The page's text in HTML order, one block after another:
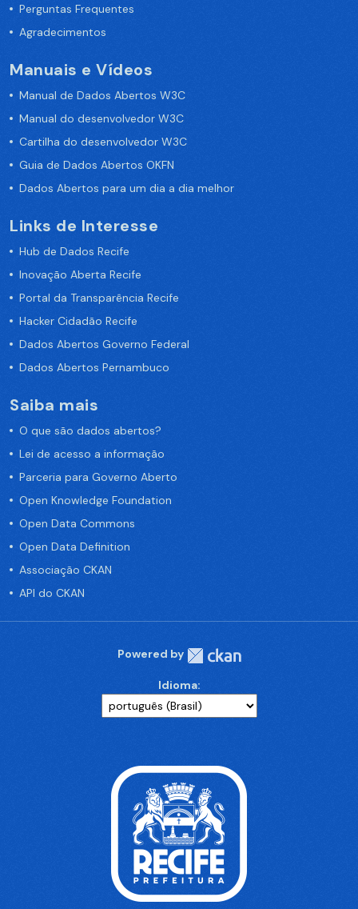
Perguntas Frequentes
Agradecimentos
Manuais e Vídeos
Manual de Dados Abertos W3C
Manual do desenvolvedor W3C
Cartilha do desenvolvedor W3C
Guia de Dados Abertos OKFN
Dados Abertos para um dia a dia melhor
Links de Interesse
Hub de Dados Recife
Inovação Aberta Recife
Portal da Transparência Recife
Hacker Cidadão Recife
Dados Abertos Governo Federal
Dados Abertos Pernambuco
Saiba mais
O que são dados abertos?
Lei de acesso a informação
Parceria para Governo Aberto
Open Knowledge Foundation
Open Data Commons
Open Data Definition
Associação CKAN
API do CKAN
Powered by
Idioma